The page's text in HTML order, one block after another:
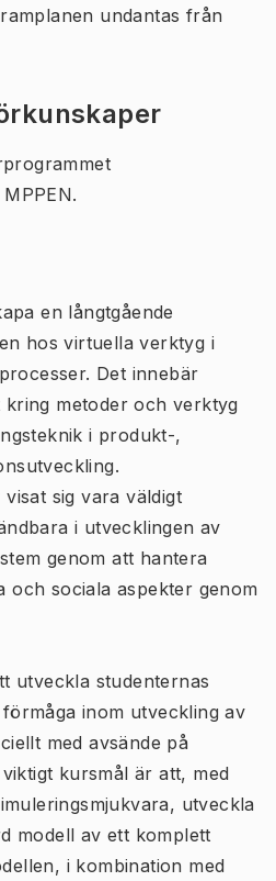
undantas från
en långtgående
hos virtuella verktyg i
Det innebär
metoder och verktyg
i produkt-,
sig vara väldigt
i utvecklingen av
genom att hantera
och sociala aspekter genom
utveckla studenternas
inom utveckling av
med avsände på
kursmål är att, med
utveckla
modell av ett komplett
i kombination med